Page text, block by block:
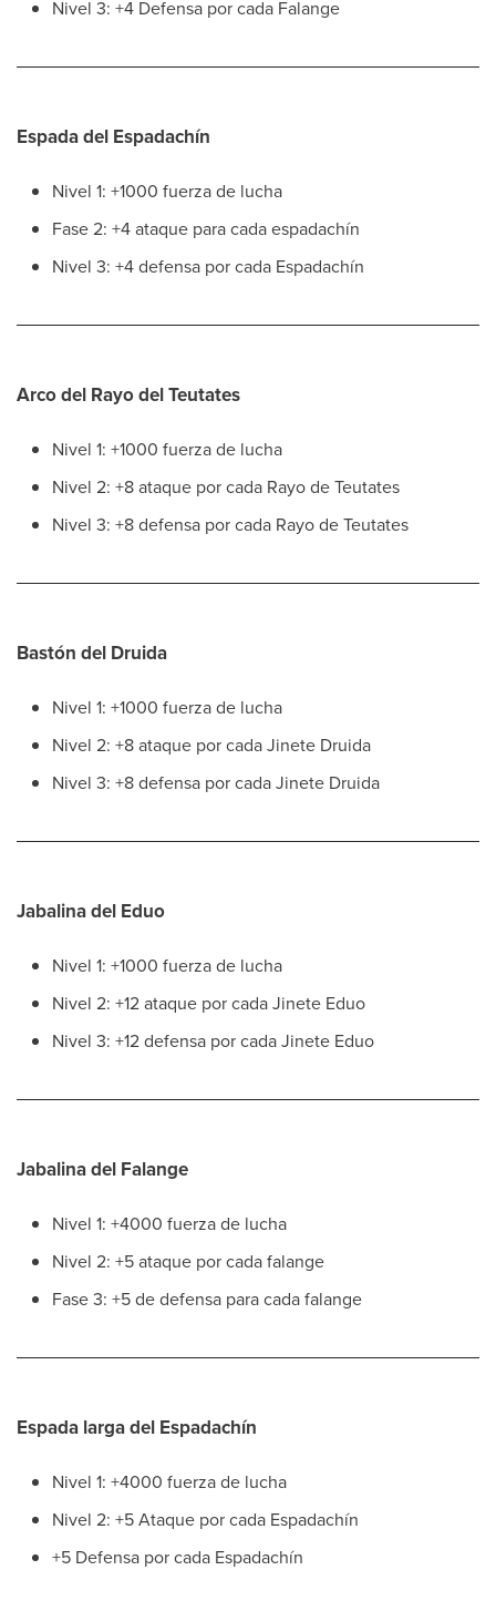
Nivel 3: +4 Defensa por cada Falange
Espada del Espadachín
Nivel 1: +1000 fuerza de lucha
Fase 2: +4 ataque para cada espadachín
Nivel 3: +4 defensa por cada Espadachín
Arco del Rayo del Teutates
Nivel 1: +1000 fuerza de lucha
Nivel 2: +8 ataque por cada Rayo de Teutates
Nivel 3: +8 defensa por cada Rayo de Teutates
Bastón del Druida
Nivel 1: +1000 fuerza de lucha
Nivel 2: +8 ataque por cada Jinete Druida
Nivel 3: +8 defensa por cada Jinete Druida
Jabalina del Eduo
Nivel 1: +1000 fuerza de lucha
Nivel 2: +12 ataque por cada Jinete Eduo
Nivel 3: +12 defensa por cada Jinete Eduo
Jabalina del Falange
Nivel 1: +4000 fuerza de lucha
Nivel 2: +5 ataque por cada falange
Fase 3: +5 de defensa para cada falange
Espada larga del Espadachín
Nivel 1: +4000 fuerza de lucha
Nivel 2: +5 Ataque por cada Espadachín
+5 Defensa por cada Espadachín